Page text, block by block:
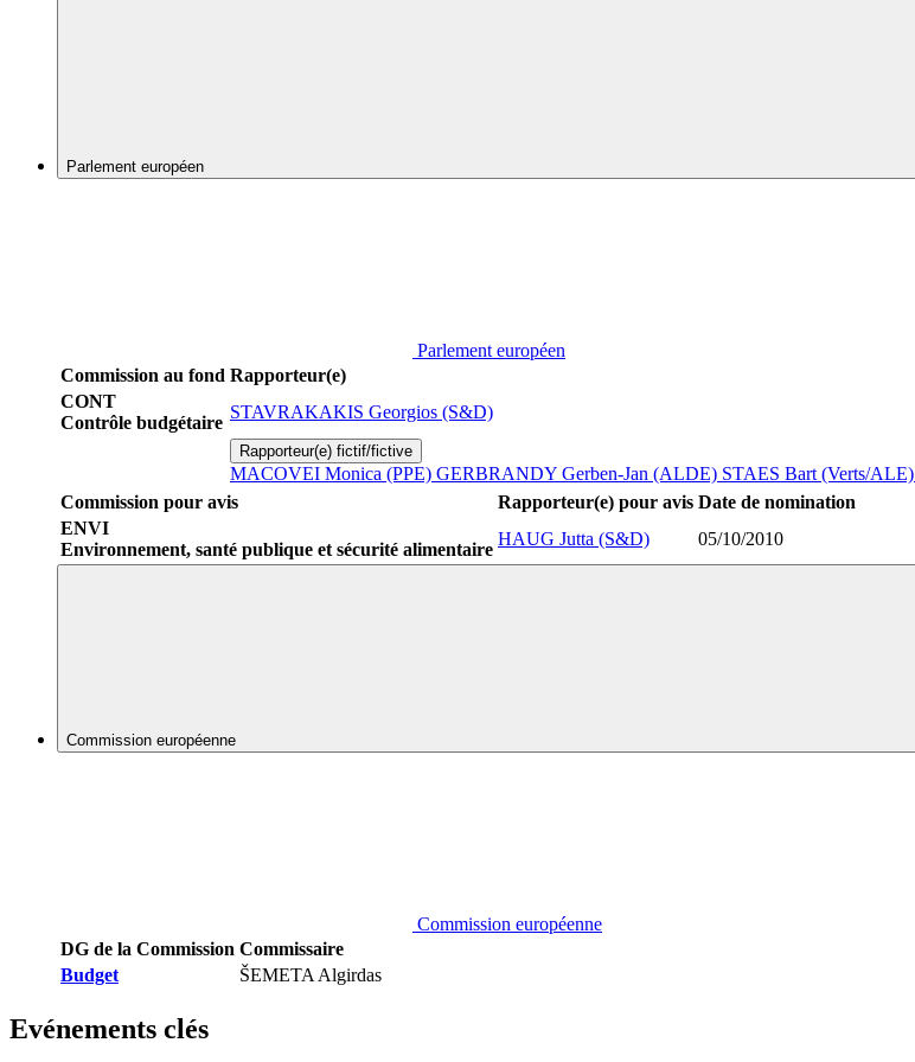
Parlement européen
Parlement européen
Commission au fond Rapporteur(e)
CONT
Contrôle budgétaire
STAVRAKAKIS Georgios (S&D)
Rapporteur(e) fictif/fictive
MACOVEI Monica (PPE) GERBRANDY Gerben-Jan (ALDE) STAES Bart (Verts/ALE)
Commission pour avis
Rapporteur(e) pour avis Date de nomination
ENVI
Environnement, santé publique et sécurité alimentaire
HAUG Jutta (S&D) 05/10/2010
Commission européenne
Commission européenne
DG de la Commission Commissaire
Budget
ŠEMETA Algirdas
Evénements clés